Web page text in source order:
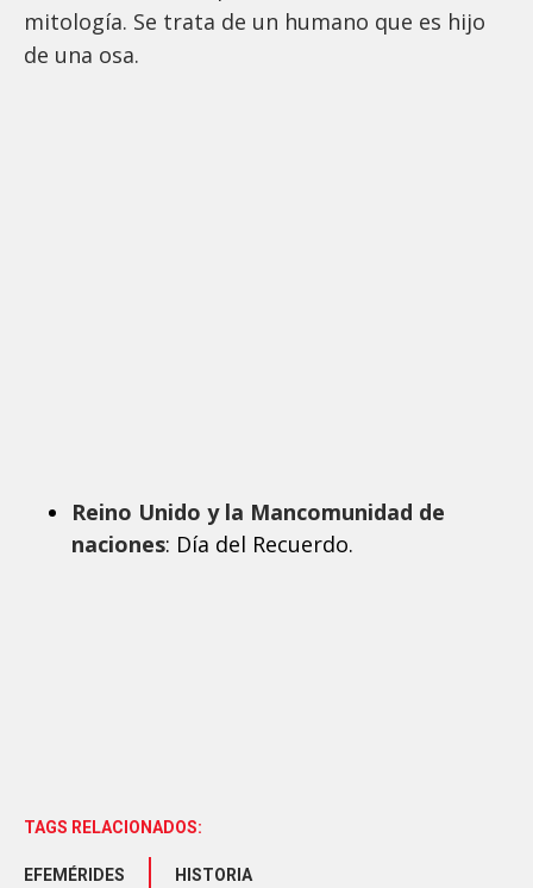
mitología. Se trata de un humano que es hijo
de una osa.
Reino Unido y la Mancomunidad de
naciones: Día del Recuerdo.
TAGS RELACIONADOS:
EFEMÉRIDES HISTORIA